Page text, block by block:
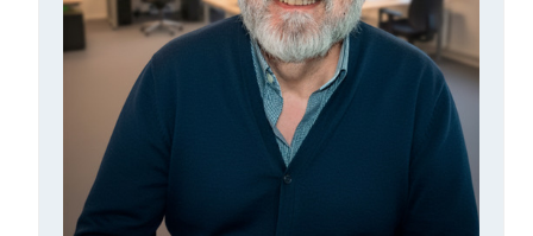
Escuela SECOT de
Emprendedores – eSemp